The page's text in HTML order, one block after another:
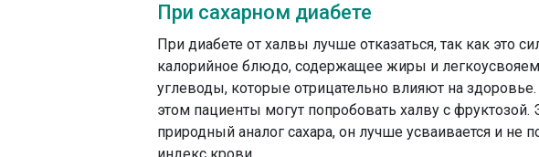
При сахарном диабете
При диабете от халвы лучше отказаться, так как это
калорийное блюдо, содержащее жиры и
углеводы, которые отрицательно влияют на
этом пациенты могут попробовать халву с фруктозой.
природный аналог сахара, он лучше усваивается и не